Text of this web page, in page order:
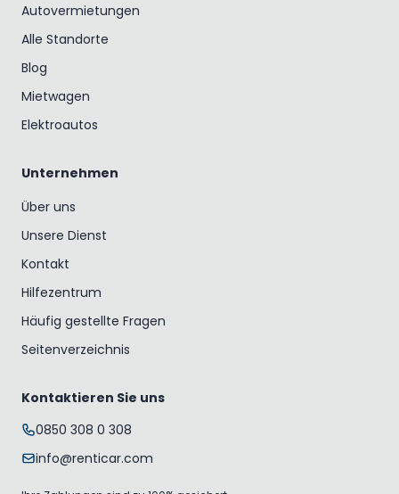
Autovermietungen
Alle Standorte
Blog
Mietwagen
Elektroautos
Unternehmen
Über uns
Unsere Dienst
Kontakt
Hilfezentrum
Häufig gestellte Fragen
Seitenverzeichnis
Kontaktieren Sie uns
0850 308 0 308
info@renticar.com